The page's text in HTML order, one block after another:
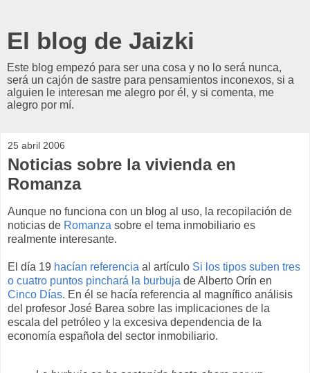
El blog de Jaizki
Este blog empezó para ser una cosa y no lo será nunca,
será un cajón de sastre para pensamientos inconexos, si a
alguien le interesan me alegro por él, y si comenta, me
alegro por mí.
25 abril 2006
Noticias sobre la vivienda en
Romanza
Aunque no funciona con un blog al uso, la recopilación de
noticias de Romanza sobre el tema inmobiliario es
realmente interesante.
El día 19 hacían referencia al artículo Si los tipos suben tres
o cuatro puntos pinchará la burbuja de Alberto Orín en
Cinco Días. En él se hacía referencia al magnífico análisis
del profesor José Barea sobre las implicaciones de la
escala del petróleo y la excesiva dependencia de la
economía española del sector inmobiliario.